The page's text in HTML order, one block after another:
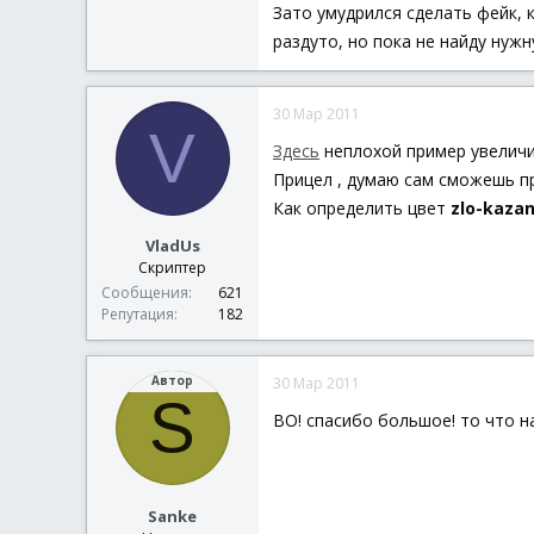
Зато умудрился сделать фейк,
раздуто, но пока не найду
V
VladUs
Скриптер
Сообщения
621
Репутация
182
30 Мар 2011
Здесь неплохой пример
Прицел , думаю сам сможешь
Как определить цвет zlo-kazan
Автор
S
Sanke
30 Мар 2011
ВО! спасибо большое! то что